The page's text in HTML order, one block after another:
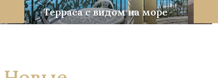
Терраса с видом на море